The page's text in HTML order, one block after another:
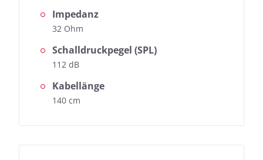
Impedanz
32 Ohm
Schalldruckpegel (SPL)
112 dB
Kabellänge
140 cm